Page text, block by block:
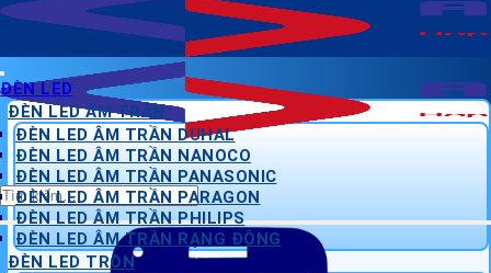
Tìm
kiếm:
ĐÈN LED
ĐÈN LED ÂM TRẦN
ĐÈN LED ÂM TRẦN DUHAL
ĐÈN LED ÂM TRẦN NANOCO
ĐÈN LED ÂM TRẦN PANASONIC
ĐÈN LED ÂM TRẦN PARAGON
ĐÈN LED ÂM TRẦN PHILIPS
ĐÈN LED ÂM TRẦN RẠNG ĐÔNG
ĐÈN LED TRÒN